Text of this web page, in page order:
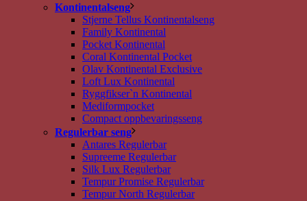
Kontinentalseng
Stjerne Tellus Kontinentalseng
Family Kontinental
Pocket Kontinental
Coral Kontinental Pocket
Olav Kontinental Exclusive
Loft Lux Kontinental
Ryggfikser`n Kontinental
Mediformpocket
Compact oppbevaringsseng
Regulerbar seng
Antares Regulerbar
Supreeme Regulerbar
Silk Lux Regulerbar
Tempur Promise Regulerbar
Tempur North Regulerbar